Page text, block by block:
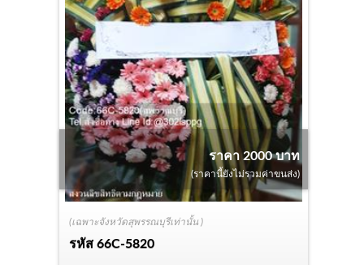
(เฉพาะจังหวัดสุพรรณบุรีเท่านั้น )
รหัส66C-5820
ราคา 2000 บาท
(ราคานี้ยังไม่รวมค่าขนส่ง)